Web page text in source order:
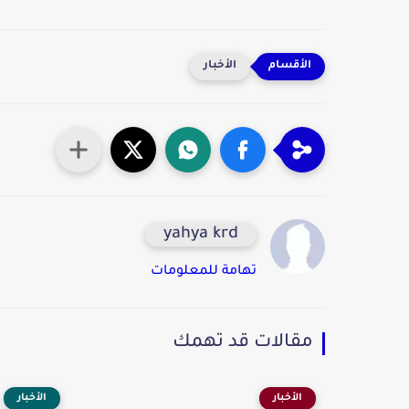
الأخبار
yahya krd
تهامة للمعلومات
مقالات قد تهمك
الأخبار الأخبار